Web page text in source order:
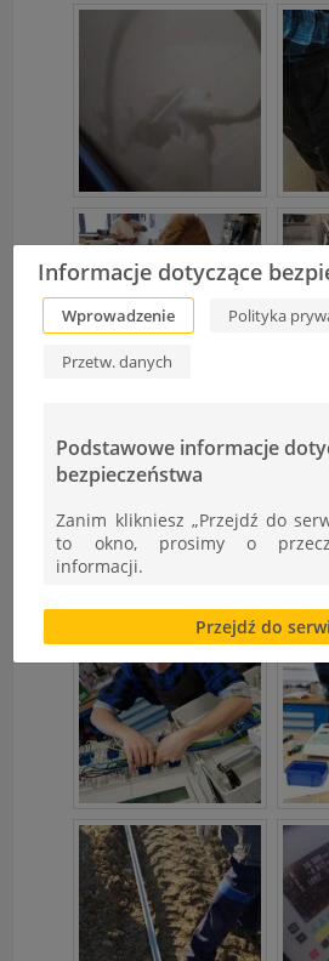
Informacje dotyczące
Wprowadzenie Polityka
Przetw. danych
Podstawowe informacje
bezpieczeństwa
Zanim klikniesz „Przejdź do
to okno, prosimy o
informacji.
Brak zgody bądź ograniczenie
cookies lub local storage,
uniemożliwić korzystanie z
Informacje dotyczące
przetwarzania danych
czas w sekcji
"Nasza szkoła" >
Przejdź do